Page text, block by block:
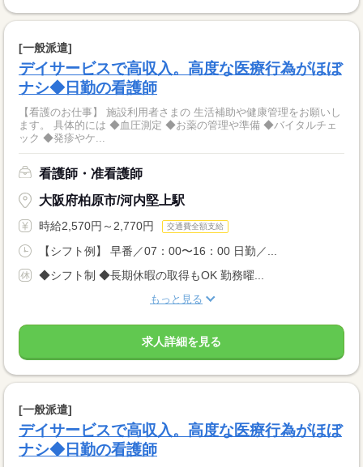
[一般派遣]
デイサービスで高収入。高度な医療行為がほぼ
ナシ◆日勤の看護師
【看護のお仕事】 施設利用者さまの 生活補助や健康管理をお願いし
ます。 具体的には ◆血圧測定 ◆お薬の管理や準備 ◆バイタルチェ
ック ◆発疹やケ...
看護師・准看護師
大阪府柏原市/河内堅上駅
時給2,570円～2,770円 交通費全額支給
【シフト例】 早番／07：00〜16：00 日勤／...
◆シフト制 ◆長期休暇の取得もOK 勤務曜...
もっと見る
求人詳細を見る
[一般派遣]
デイサービスで高収入。高度な医療行為がほぼ
ナシ◆日勤の看護師